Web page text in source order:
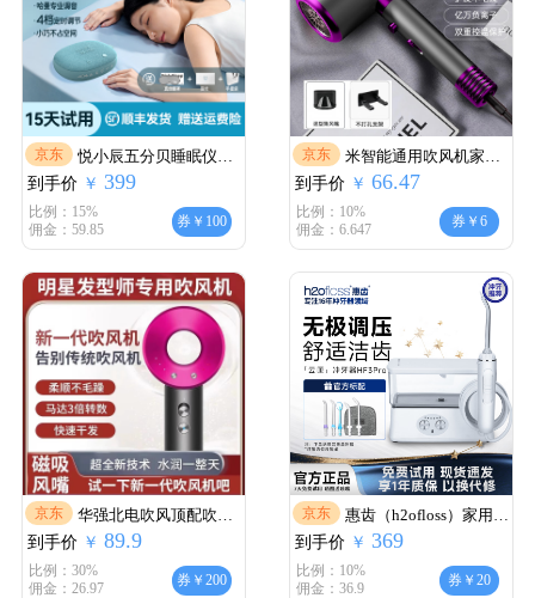
京东
悦小辰五分贝睡眠仪智
能白噪音按摩器科学辅
助5dB睡眠神器失眠礼物
长辈送礼女朋友男朋友
谧蓝
到手价 ￥ 399
比例：15%
佣金：59.85
券￥100
京东
米智能通用吹风机家用
静音负离子大功率不伤
发3000高速风筒发廊
【星灰紫】3000智能+负
到手价 ￥ 66.47
比例：10%
佣金：6.647
券￥6
京东
华强北电吹风顶配吹风
理发店家用高速无叶护
发负例子吹风机1000
到手价 ￥ 89.9
比例：30%
佣金：26.97
券￥200
京东
惠齿（h2ofloss）家用台
式电动洗牙器水牙线洁
牙器预防牙结石牙齿冲
到手价 ￥ 369
比例：10%
佣金：36.9
券￥20